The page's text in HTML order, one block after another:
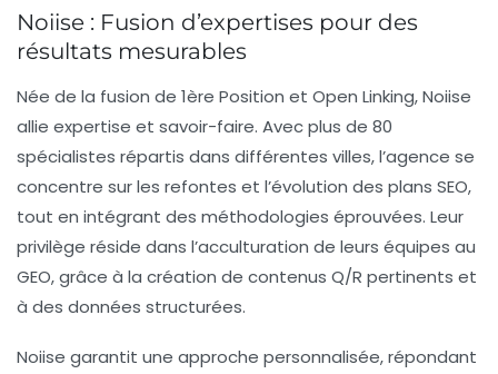
Noiise : Fusion d’expertises pour des
résultats mesurables
Née de la fusion de 1ère Position et Open Linking,Noiise
allie expertise et savoir-faire. Avec plus de 80
spécialistes répartis dans différentes villes, l’agence se
concentre sur les refontes et l’évolution des plans SEO,
tout en intégrant des méthodologies éprouvées. Leur
privilège réside dans l’acculturation de leurs équipes au
GEO, grâce à la création de contenus Q/R pertinents et
à des données structurées.
Noiise garantit une approche personnalisée, répondant